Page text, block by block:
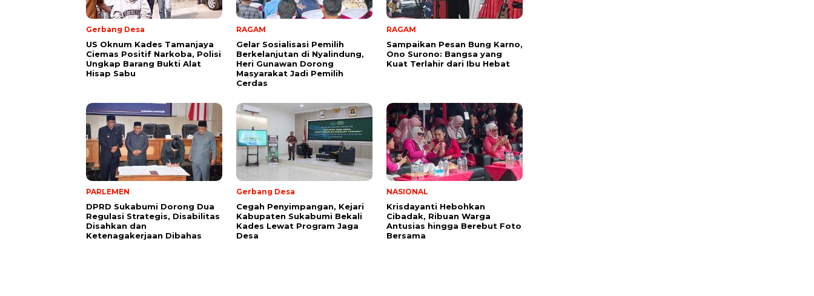
Gerbang Desa
US Oknum Kades Tamanjaya
Ciemas Positif Narkoba, Polisi
Ungkap Barang Bukti Alat
Hisap Sabu
RAGAM
Gelar Sosialisasi Pemilih
Berkelanjutan di Nyalindung,
Heri Gunawan Dorong
Masyarakat Jadi Pemilih
Cerdas
RAGAM
Sampaikan Pesan Bung Karno,
Ono Surono: Bangsa yang
Kuat Terlahir dari Ibu Hebat
PARLEMEN
DPRD Sukabumi Dorong Dua
Regulasi Strategis, Disabilitas
Disahkan dan
Ketenagakerjaan Dibahas
Gerbang Desa
Cegah Penyimpangan, Kejari
Kabupaten Sukabumi Bekali
Kades Lewat Program Jaga
Desa
NASIONAL
Krisdayanti Hebohkan
Cibadak, Ribuan Warga
Antusias hingga Berebut Foto
Bersama